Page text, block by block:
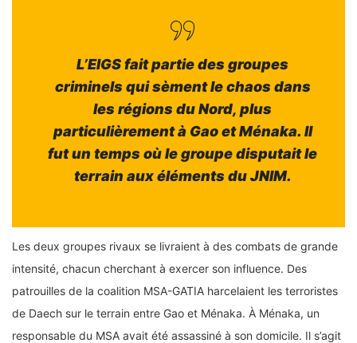
L’EIGS fait partie des groupes
criminels qui sèment le chaos dans
les régions du Nord, plus
particulièrement à Gao et Ménaka. Il
fut un temps où le groupe disputait le
terrain aux éléments du JNIM.
Les deux groupes rivaux se livraient à des combats de grande
intensité, chacun cherchant à exercer son influence. Des
patrouilles de la coalition MSA-GATIA harcelaient les terroristes
de Daech sur le terrain entre Gao et Ménaka. À Ménaka, un
responsable du MSA avait été assassiné à son domicile. Il s’agit